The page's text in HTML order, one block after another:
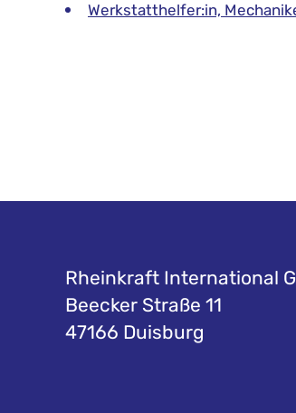
Werkstatthelfer:in,
Rheinkraft International
Beecker Straße 11
47166 Duisburg